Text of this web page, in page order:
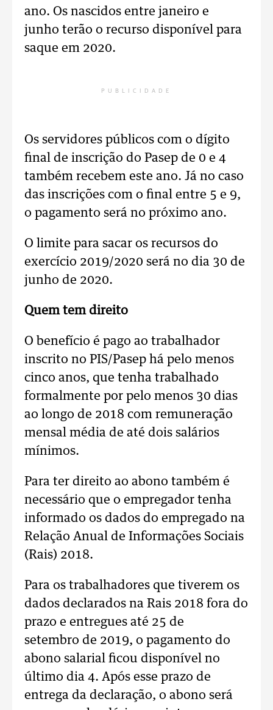
ano. Os nascidos entre janeiro e
junho terão o recurso disponível para
saque em 2020.
PUBLICIDADE
Os servidores públicos com o dígito
final de inscrição do Pasep de 0 e 4
também recebem este ano. Já no caso
das inscrições com o final entre 5 e 9,
o pagamento será no próximo ano.
O limite para sacar os recursos do
exercício 2019/2020 será no dia 30 de
junho de 2020.
Quem tem direito
O benefício é pago ao trabalhador
inscrito no PIS/Pasep há pelo menos
cinco anos, que tenha trabalhado
formalmente por pelo menos 30 dias
ao longo de 2018 com remuneração
mensal média de até dois salários
mínimos.
Para ter direito ao abono também é
necessário que o empregador tenha
informado os dados do empregado na
Relação Anual de Informações Sociais
(Rais) 2018.
Para os trabalhadores que tiverem os
dados declarados na Rais 2018 fora do
prazo e entregues até 25 de
setembro de 2019, o pagamento do
abono salarial ficou disponível no
último dia 4. Após esse prazo de
entrega da declaração, o abono será